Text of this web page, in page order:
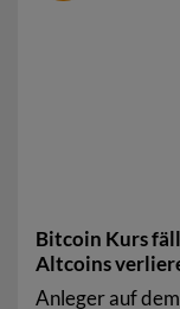
Bitcoin Kurs
Altcoins
Anleger auf